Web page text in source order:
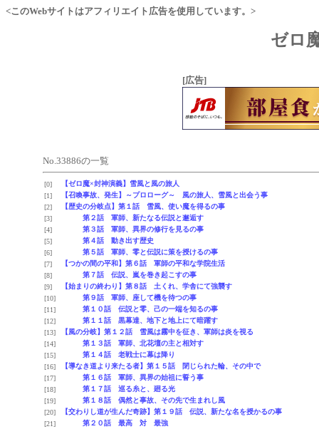
<このWebサイトはアフィリエイト広告を使用しています。>
ゼロ
[広告]
No.33886の一覧
[0]
【ゼロ魔×封神演義】雪風と風の旅人
[1]
【召喚事故、発生】～プロローグ～ 風の旅人、雪風と出会う事
[2]
【歴史の分岐点】第１話 雪風、使い魔を得るの事
[3]
第２話 軍師、新たなる伝説と邂逅す
[4]
第３話 軍師、異界の修行を見るの事
[5]
第４話 動き出す歴史
[6]
第５話 軍師、零と伝説に策を授けるの事
[7]
【つかの間の平和】第６話 軍師の平和な学院生活
[8]
第７話 伝説、嵐を巻き起こすの事
[9]
【始まりの終わり】第８話 土くれ、学舎にて強襲す
[10]
第９話 軍師、座して機を待つの事
[11]
第１０話 伝説と零、己の一端を知るの事
[12]
第１１話 黒幕達、地下と地上にて暗躍す
[13]
【風の分岐】第１２話 雪風は霧中を征き、軍師は炎を視る
[14]
第１３話 軍師、北花壇の主と相対す
[15]
第１４話 老戦士に幕は降り
[16]
【導なき道より来たる者】第１５話 閉じられた輪、その中で
[17]
第１６話 軍師、異界の始祖に誓う事
[18]
第１７話 巡る糸と、廻る光
[19]
第１８話 偶然と事故、その先で生まれし風
[20]
【交わりし道が生んだ奇跡】第１９話 伝説、新たな名を授かるの事
[21]
第２０話 最高 対 最強